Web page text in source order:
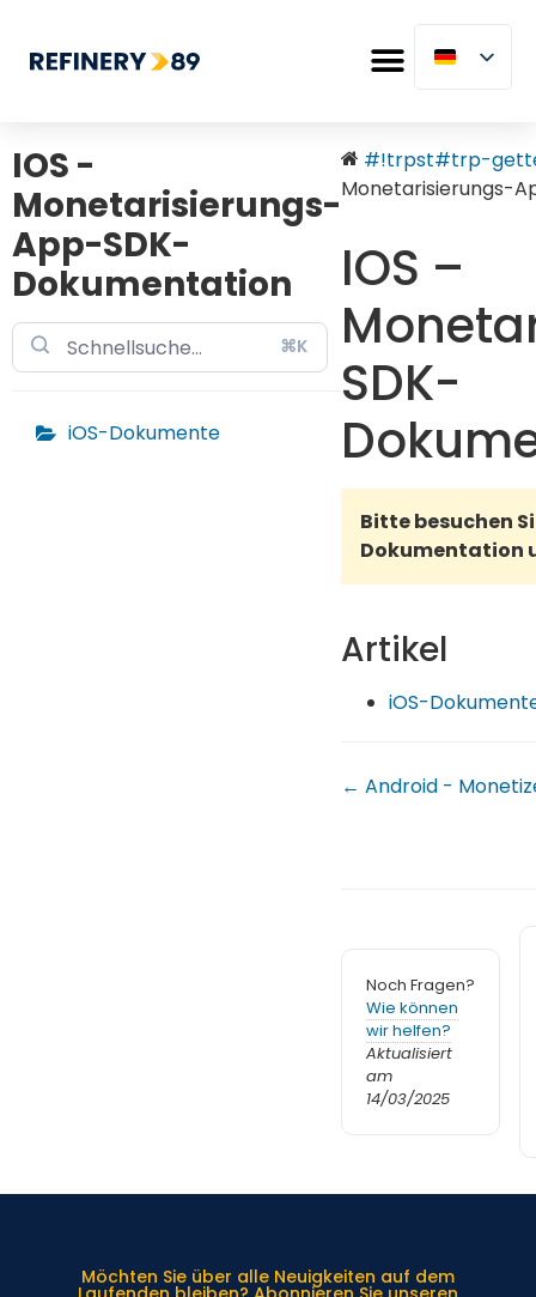
IOS -
Monetarisierungs-
App-SDK-
Dokumentation
⌘K
iOS-Dokumente
#!trpst#trp-
Monetarisierungs-
IOS –
SDK-
Bitte besuchen
Dokumentation
Artikel
iOS-
← Android -
Noch Fragen?
Wie können
wir helfen?
Aktualisiert
am
14/03/2025
Möchten Sie über alle Neuigkeiten auf dem